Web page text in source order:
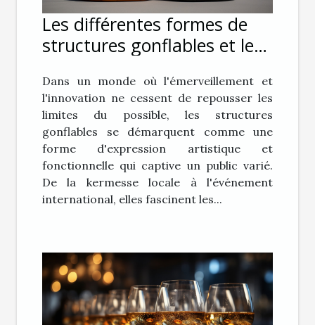
Les différentes formes de
structures gonflables et leur
Dans un monde où l'émerveillement et
l'innovation ne cessent de repousser les
limites du possible, les structures
gonflables se démarquent comme une
forme d'expression artistique et
fonctionnelle qui captive un public varié.
De la kermesse locale à l'événement
international, elles fascinent les...